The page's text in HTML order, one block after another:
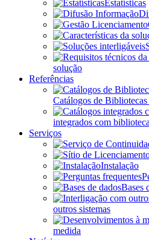
Estatísticas
solução
Referências
Catálogos de
integrados com
Serviços
Instalação
Bases
outros sistemas
medida